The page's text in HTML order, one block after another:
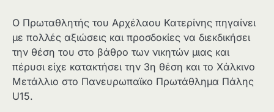
Ο Πρωταθλητής του Αρχέλαου Κατερίνης πηγαίνει
με πολλές αξιώσεις και προσδοκίες να διεκδικήσει
την θέση του στο βάθρο των νικητών μιας και
πέρυσι είχε κατακτήσει την 3η θέση και το Χάλκινο
Μετάλλιο στο Πανευρωπαϊκο Πρωτάθλημα Πάλης
U15.